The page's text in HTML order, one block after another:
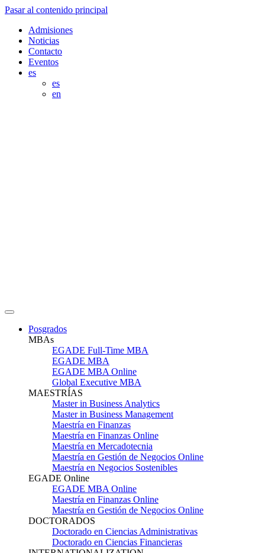
Pasar al contenido principal
Admisiones
Noticias
Contacto
Eventos
es
es
en
Posgrados
MBAs
EGADE Full-Time MBA
EGADE MBA
EGADE MBA Online
Global Executive MBA
MAESTRÍAS
Master in Business Analytics
Master in Business Management
Maestría en Finanzas
Maestría en Finanzas Online
Maestría en Mercadotecnia
Maestría en Gestión de Negocios Online
Maestría en Negocios Sostenibles
EGADE Online
EGADE MBA Online
Maestría en Finanzas Online
Maestría en Gestión de Negocios Online
DOCTORADOS
Doctorado en Ciencias Administrativas
Doctorado en Ciencias Financieras